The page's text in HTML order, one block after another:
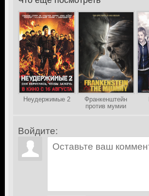
Неудержимые 2
Франкенштейн
против мумии
Войдите: